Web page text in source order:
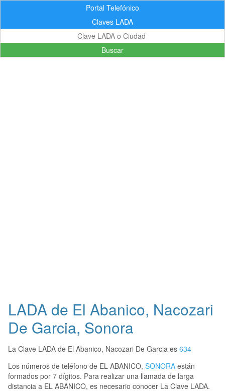
Portal Telefónico
Claves LADA
Buscar
LADA de El Abanico, Nacozari
De Garcia, Sonora
La Clave LADA de El Abanico, Nacozari De Garcia es 634
Los números de teléfono de EL ABANICO, SONORA están
formados por 7 dígitos. Para realizar una llamada de larga
distancia a EL ABANICO, es necesario conocer La Clave LADA.